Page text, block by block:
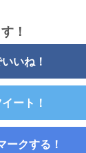
！
いね！
ート！
ークする！